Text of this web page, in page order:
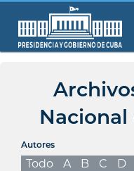
Autores
Todo A B C D